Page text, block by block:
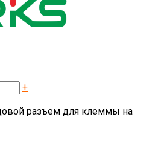
+
разъем для клеммы на